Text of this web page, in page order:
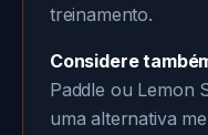
treinamento.
Considere
Paddle ou Lemon
uma alternativa